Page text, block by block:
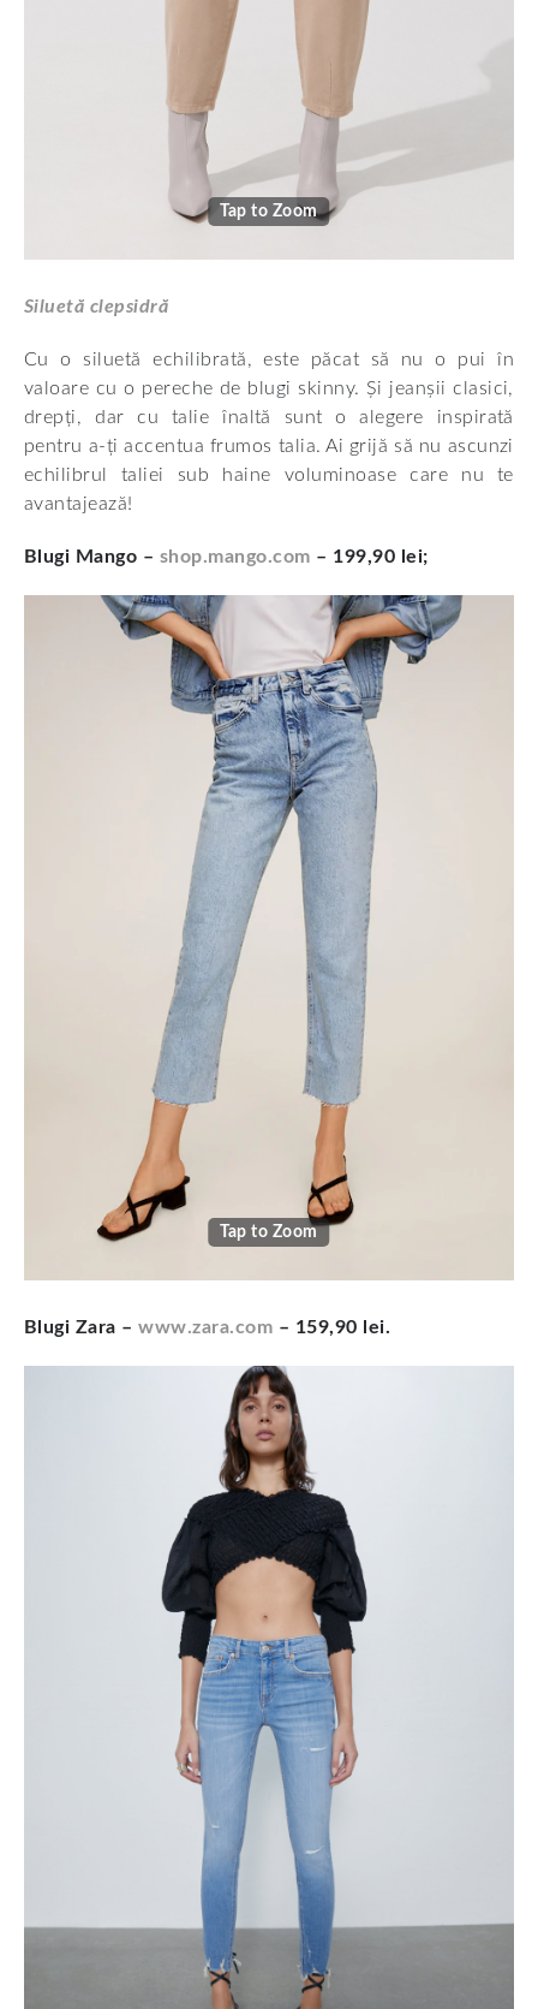
Tap to Zoom
Siluetă clepsidră
Cu o siluetă echilibrată, este păcat să nu o pui în
valoare cu o pereche de blugi skinny. Și jeanșii clasici,
drepți, dar cu talie înaltă sunt o alegere inspirată
pentru a-ți accentua frumos talia. Ai grijă să nu ascunzi
echilibrul taliei sub haine voluminoase care nu te
avantajează!
Blugi Mango – shop.mango.com – 199,90 lei;
Tap to Zoom
Blugi Zara –www.zara.com – 159,90 lei.